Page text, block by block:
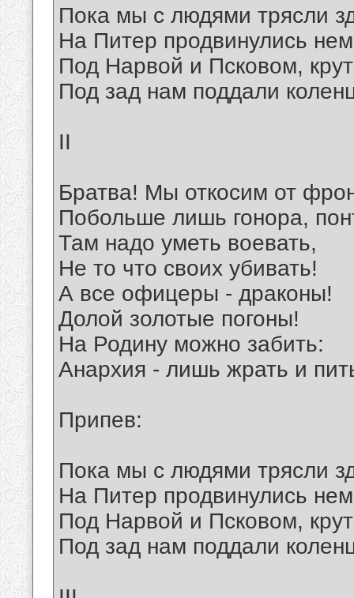
Пока мы с людями трясли
На Питер продвинулись
Под Нарвой и Псковом,
Под зад нам поддали
II
Братва! Мы откосим от
Побольше лишь гонора,
Там надо уметь воевать,
Не то что своих убивать!
А все офицеры - драконы!
Долой золотые погоны!
На Родину можно забить:
Анархия - лишь жрать и
Припев:
Пока мы с людями трясли
На Питер продвинулись
Под Нарвой и Псковом,
Под зад нам поддали